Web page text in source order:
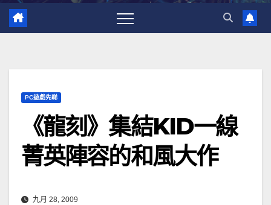
PC遊戲先睇
《龍刻》集結KID一線
菁英陣容的和風大作
九月 28, 2009